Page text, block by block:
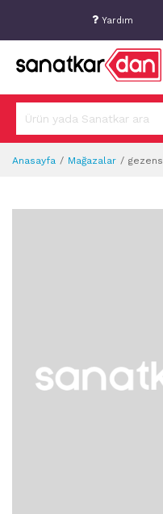
Yardım
Anasayfa Mağazalar gezens